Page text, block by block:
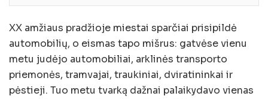
XX amžiaus pradžioje miestai sparčiai prisipildė
automobilių, o eismas tapo mišrus: gatvėse vienu
metu judėjo automobiliai, arklinės transporto
priemonės, tramvajai, traukiniai, dviratininkai ir
pėstieji. Tuo metu tvarką dažnai palaikydavo vienas